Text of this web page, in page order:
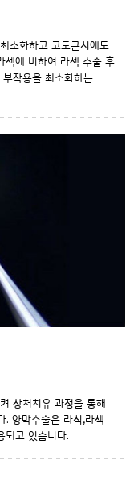
소화하고 고도근시에도
섹에 비하여 라섹 수술 후
작용을 최소화하는
상처치유 과정을 통해
. 양막수술은 라식,라섹
되고 있습니다.